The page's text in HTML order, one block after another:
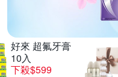
好來 超氟牙膏
10入
下殺$599